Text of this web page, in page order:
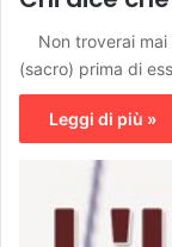
Non troverai mai
(sacro) prima di
Leggi di più »